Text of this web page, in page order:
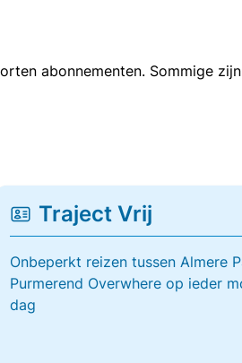
abonnementen. Sommige
Traject Vrij
Onbeperkt reizen tussen Almere
Purmerend Overwhere op ieder
dag